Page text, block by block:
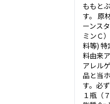
ももと
す。 原
ーンス
ミンＣ
料等) 特
料由来
アレル
品と当
す。必
１瓶（